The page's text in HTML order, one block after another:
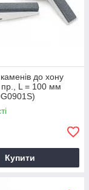
до хону
L = 100 мм
Купити